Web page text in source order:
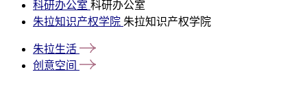
科研办公室 科研办公室
朱拉知识产权学院 朱拉知识产权学院
朱拉生活
创意空间